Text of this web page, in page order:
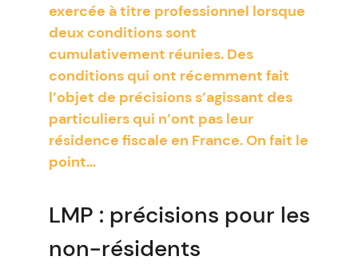
exercée à titre professionnel lorsque
deux conditions sont
cumulativement réunies. Des
conditions qui ont récemment fait
l’objet de précisions s’agissant des
particuliers qui n’ont pas leur
résidence fiscale en France. On fait le
point…
LMP : précisions pour les
non-résidents